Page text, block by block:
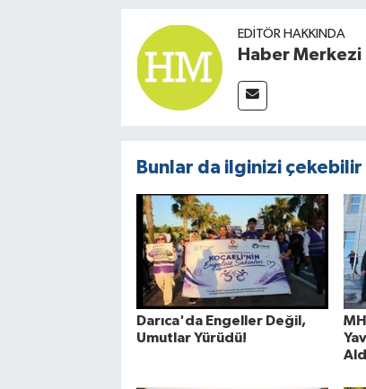
EDITÖR HAKKINDA
Haber Merkezi
Bunlar da ilginizi çekebilir
Darıca'da Engeller Değil,
Umutlar Yürüdü!